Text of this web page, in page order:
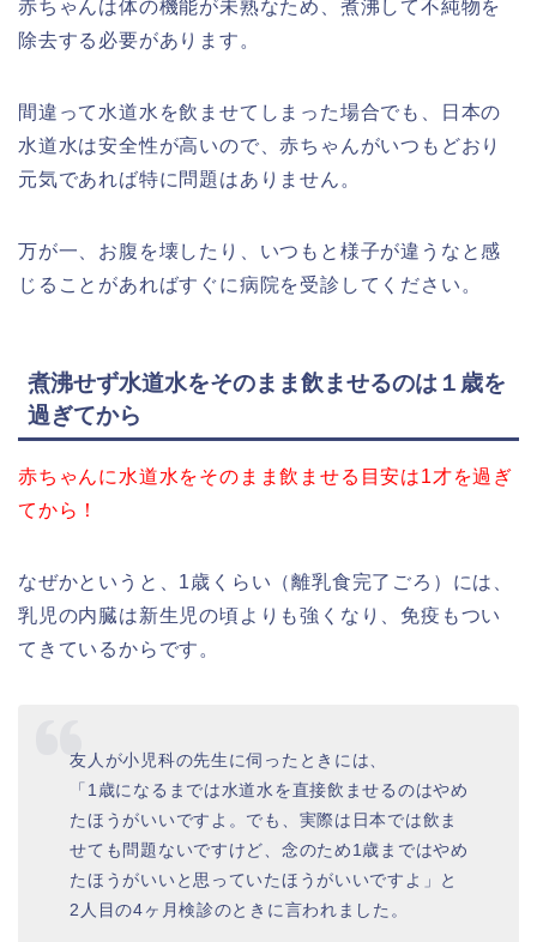
赤ちゃんは体の機能が未熟なため、煮沸して不純物を
除去する必要があります。
間違って水道水を飲ませてしまった場合でも、日本の
水道水は安全性が高いので、赤ちゃんがいつもどおり
元気であれば特に問題はありません。
万が一、お腹を壊したり、いつもと様子が違うなと感
じることがあればすぐに病院を受診してください。
煮沸せず水道水をそのまま飲ませるのは１歳を
過ぎてから
赤ちゃんに水道水をそのまま飲ませる目安は1才を過ぎ
てから！
なぜかというと、1歳くらい（離乳食完了ごろ）には、
乳児の内臓は新生児の頃よりも強くなり、免疫もつい
てきているからです。
友人が小児科の先生に伺ったときには、
「1歳になるまでは水道水を直接飲ませるのはやめ
たほうがいいですよ。でも、実際は日本では飲ま
せても問題ないですけど、念のため1歳まではやめ
たほうがいいと思っていたほうがいいですよ」と
2人目の4ヶ月検診のときに言われました。